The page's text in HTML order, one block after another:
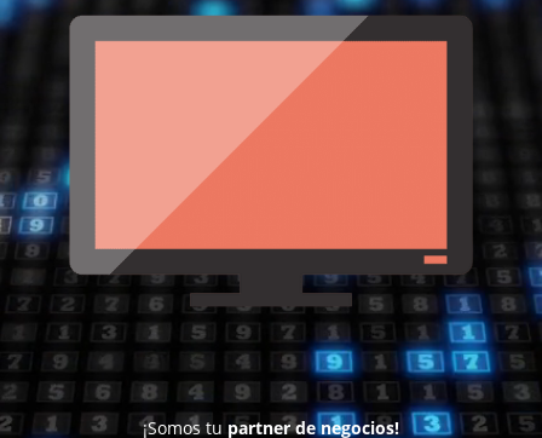
¡Somos tu partner de negocios!